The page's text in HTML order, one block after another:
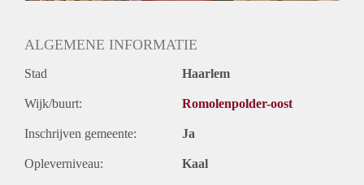
ALGEMENE INFORMATIE
Stad Haarlem
Wijk/buurt: Romolenpolder-oost
Inschrijven gemeente: Ja
Opleverniveau: Kaal